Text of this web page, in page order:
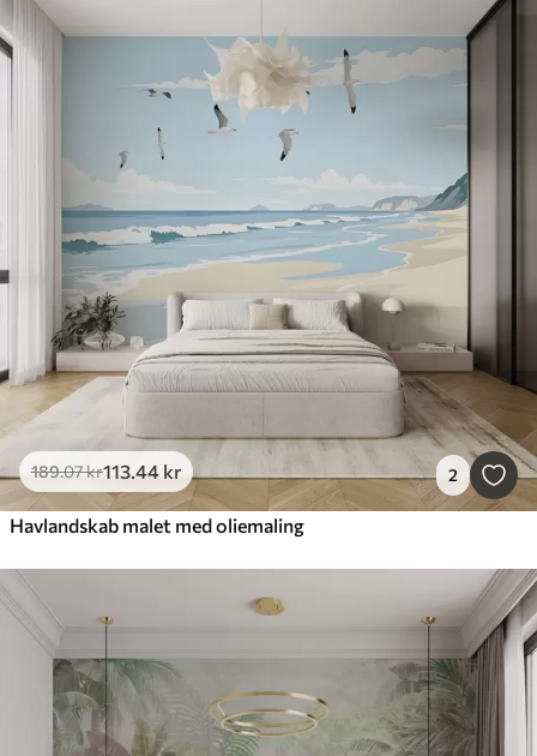
189.07kr113.44 kr 2
Havlandskab malet med oliemaling